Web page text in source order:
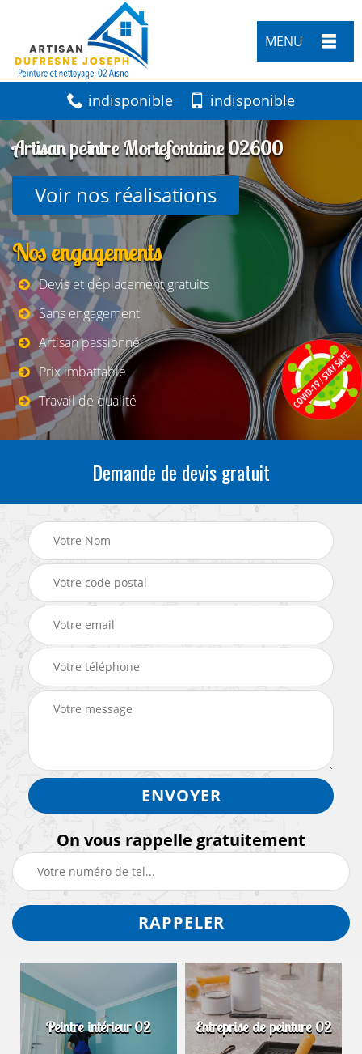
MENU
indisponible indisponible
Artisan peintre Mortefontaine 02600
Voir nos réalisations
Nos engagements
Devis et déplacement gratuits
Sans engagement
Artisan passionné
Prix imbattable
Travail de qualité
Demande de devis gratuit
On vous rappelle gratuitement
Peintre intérieur 02 Entreprise de peinture 02